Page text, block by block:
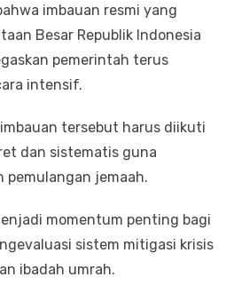
imbauan resmi yang
Besar Republik Indonesia
pemerintah terus
intensif.
tersebut harus diikuti
dan sistematis guna
pemulangan jemaah.
momentum penting bagi
sistem mitigasi krisis
ibadah umrah.